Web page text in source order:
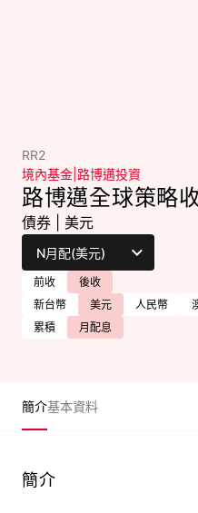
RR2
境內基金 路博邁投資
路博邁全球策略
債券 美元
前收
後收
新台幣
美元 人民幣
累積
月配息
簡介基本資料
簡介